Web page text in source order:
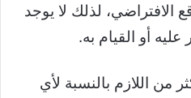
الافتراضي، لذلك لا يوجد
أو القيام به.
من اللازم بالنسبة لأي